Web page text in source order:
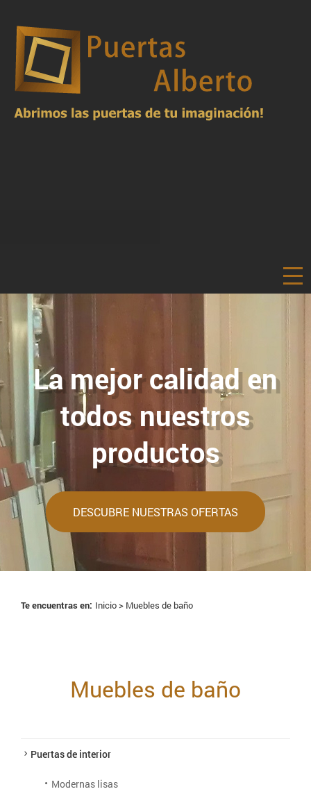
La mejor calidad en
todos nuestros
productos
DESCUBRE NUESTRAS OFERTAS
Te encuentras en: Inicio > Muebles de baño
Muebles de baño
Puertas de interior
Modernas lisas